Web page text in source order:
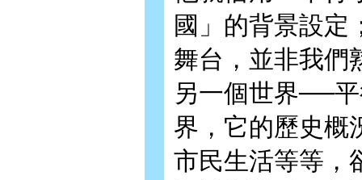
國」的背景設定
舞台，並非我們
另一個世界──
界，它的歷史概
市民生活等等，